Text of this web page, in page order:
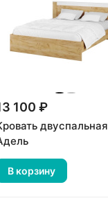
100 ₽
двуспальная
В корзину